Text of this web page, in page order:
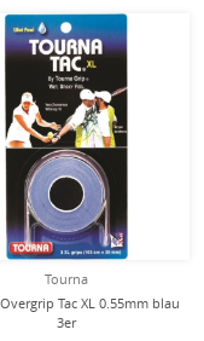
Tourna
Tac XL 0.55mm blau
3er
reduziert